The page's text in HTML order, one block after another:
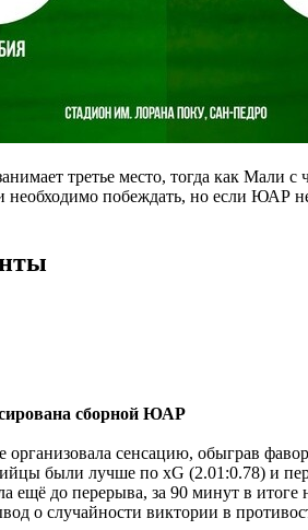
третье место, тогда как Мали
необходимо побеждать, но если ЮАР
сборной ЮАР
сенсацию, обыграв
были лучше по xG (2.01:0.78) и
ещё до перерыва, за 90 минут в
о случайности виктории в